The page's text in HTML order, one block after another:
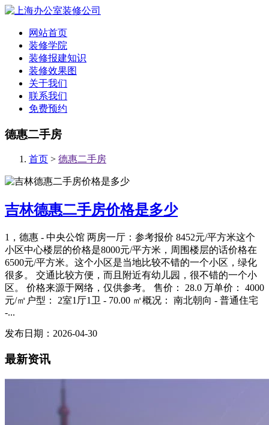
网站首页
装修学院
装修报建知识
装修效果图
关于我们
联系我们
免费预约
德惠二手房
首页 > 德惠二手房
吉林德惠二手房价格是多少
1，德惠 - 中央公馆 两房一厅：参考报价 8452元/平方米这个
小区中心楼层的价格是8000元/平方米，周围楼层的话价格在
6500元/平方米。这个小区是当地比较不错的一个小区，绿化
很多。 交通比较方便，而且附近有幼儿园，很不错的一个小
区。 价格来源于网络，仅供参考。 售价： 28.0 万单价： 4000
元/㎡户型： 2室1厅1卫 - 70.00 ㎡概况： 南北朝向 - 普通住宅
-...
发布日期：2026-04-30
最新资讯